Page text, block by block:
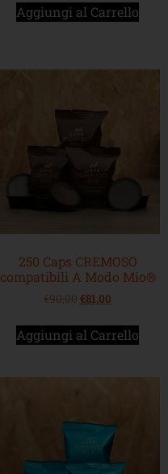
Aggiungi al Carrello
250 Caps CREMOSO
compatibili A Modo Mio®
€90,00 €81,00
Aggiungi al Carrello